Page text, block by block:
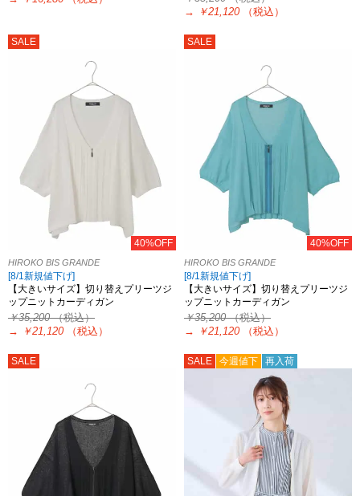
→
￥21,120 （税込）
SALE
40%OFF
HIROKO BIS GRANDE
[8/1新規値下げ]
【大きいサイズ】切り替えプリーツジ
ップニットカーディガン
￥35,200（税込）
→
￥21,120 （税込）
SALE
40%OFF
HIROKO BIS GRANDE
[8/1新規値下げ]
【大きいサイズ】切り替えプリーツジ
ップニットカーディガン
￥35,200（税込）
→
￥21,120 （税込）
SALE SALE 今週値下 再入荷